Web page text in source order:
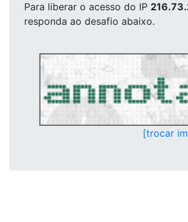
Para liberar o acesso do IP
responda ao desafio abaixo.
[trocar